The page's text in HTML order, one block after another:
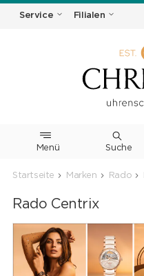
Service Filialen
Menü Suche
Startseite Marken Rado
Rado Centrix